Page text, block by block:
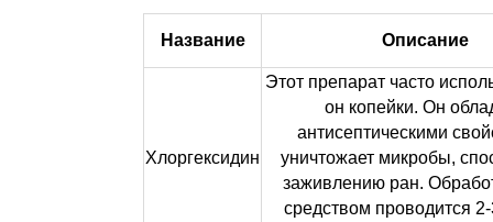
Название Описание
Хлоргексидин
Этот препарат часто
он копейки. Он
антисептическими
уничтожает микробы,
заживлению ран.
средством проводится